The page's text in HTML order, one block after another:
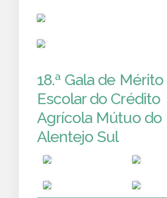
18.ª Gala de Mérito
Escolar do Crédito
Agrícola Mútuo do
Alentejo Sul